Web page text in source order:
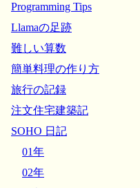
Programming Tips
Llamaの足跡
難しい算数
簡単料理の作り方
旅行の記録
注文住宅建築記
SOHO 日記
01年
02年